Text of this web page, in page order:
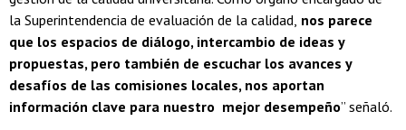
la Superintendencia de evaluación de la calidad, nos parece
que los espacios de diálogo, intercambio de ideas y
propuestas, pero también de escuchar los avances y
desafíos de las comisiones locales, nos aportan
información clave para nuestro mejor desempeño” señaló.